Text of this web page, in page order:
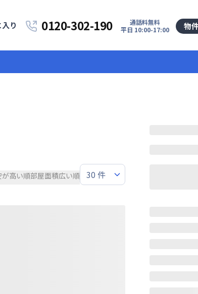
り 0120-302-190
通話料無料
平日 10:00-17:00
物
が高い順部屋面積広い順